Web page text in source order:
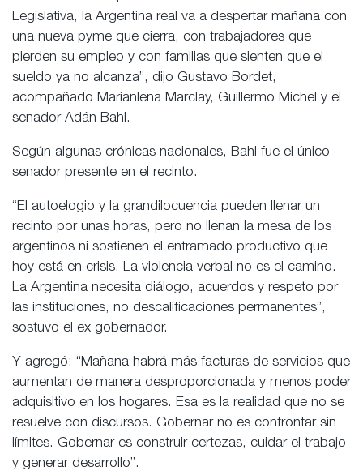
Legislativa, la Argentina real va a despertar mañana con
una nueva pyme que cierra, con trabajadores que
pierden su empleo y con familias que sienten que el
sueldo ya no alcanza”, dijo Gustavo Bordet,
acompañado Marianlena Marclay, Guillermo Michel y el
senador Adán Bahl.
Según algunas crónicas nacionales, Bahl fue el único
senador presente en el recinto.
“El autoelogio y la grandilocuencia pueden llenar un
recinto por unas horas, pero no llenan la mesa de los
argentinos ni sostienen el entramado productivo que
hoy está en crisis. La violencia verbal no es el camino.
La Argentina necesita diálogo, acuerdos y respeto por
las instituciones, no descalificaciones permanentes”,
sostuvo el ex gobernador.
Y agregó: “Mañana habrá más facturas de servicios que
aumentan de manera desproporcionada y menos poder
adquisitivo en los hogares. Esa es la realidad que no se
resuelve con discursos. Gobernar no es confrontar sin
límites. Gobernar es construir certezas, cuidar el trabajo
y generar desarrollo”.